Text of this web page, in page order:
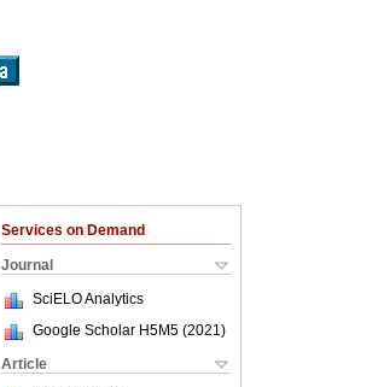
Services on Demand
Journal
SciELO Analytics
Google Scholar H5M5 (2021 )
Article